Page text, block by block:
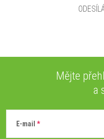
Mějte
a
E-mail